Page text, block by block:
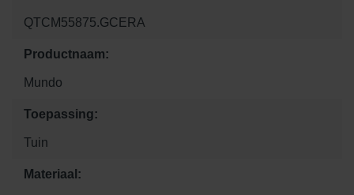
QTCM55875.GCERA
Productnaam:
Mundo
Toepassing:
Tuin
Materiaal: